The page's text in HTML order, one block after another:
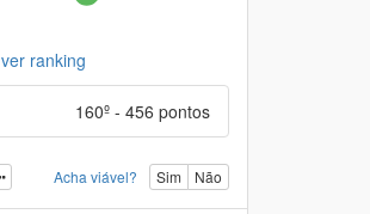
ver ranking
160º - 456 pontos
Acha viável? Sim Não